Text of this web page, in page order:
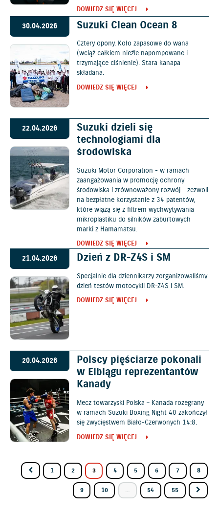
DOWIEDZ SIĘ WIĘCEJ
30.04.2026 Suzuki Clean Ocean 8
Cztery opony. Koło zapasowe do wana
(wciąż całkiem nieźle napompowane i
trzymające ciśnienie). Stara kanapa
składana.
DOWIEDZ SIĘ WIĘCEJ
22.04.2026
Suzuki dzieli się
technologiami dla
środowiska
Suzuki Motor Corporation - w ramach
zaangażowania w promocję ochrony
środowiska i zrównoważony rozwój - zezwoli
na bezpłatne korzystanie z 34 patentów,
które wiążą się z filtrem wychwytywania
mikroplastiku do silników zaburtowych
marki z Hamamatsu.
DOWIEDZ SIĘ WIĘCEJ
21.04.2026 Dzień z DR-Z4S i SM
Specjalnie dla dziennikarzy zorganizowaliśmy
dzień testów motocykli DR-Z4S i SM.
DOWIEDZ SIĘ WIĘCEJ
20.04.2026
Polscy pięściarze pokonali
w Elblągu reprezentantów
Kanady
Mecz towarzyski Polska – Kanada rozegrany
w ramach Suzuki Boxing Night 40 zakończył
się zwycięstwem Biało-Czerwonych 14:8.
DOWIEDZ SIĘ WIĘCEJ
1 2 3 4 5 6 7 8
9 10 ... 54 55